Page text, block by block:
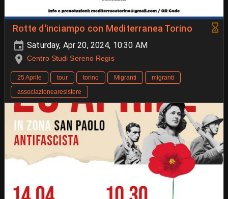
Rotte d'inciampo con Mediterranea Torino
Saturday, Apr 20, 2024, 10:30 AM
Centro Studi Sereno Regis
25 Aprile tour torino Migranti
migranti
associazionearesistere